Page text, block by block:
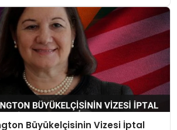
Büyükelçisinin Vizesi İptal